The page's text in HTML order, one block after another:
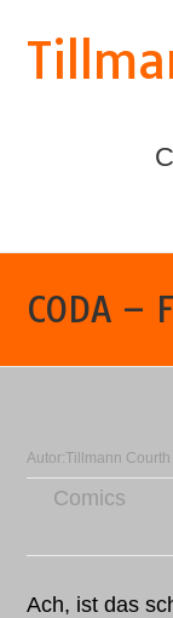
CODA –
Autor:Tillmann Courth
Comics
Ach, ist das